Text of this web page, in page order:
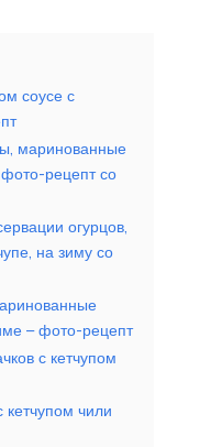
соусе с
маринованные
рецепт со
огурцов,
на зиму со
– фото-рецепт
с кетчупом
кетчупом чили